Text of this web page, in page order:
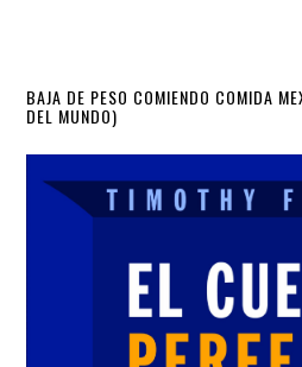
Primary
Sidebar
BAJA DE PESO COMIENDO COMIDA
DEL MUNDO)